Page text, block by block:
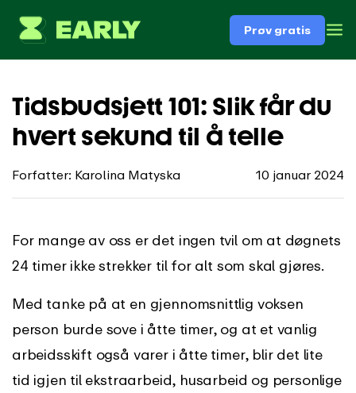
Prøv gratis
Tidsbudsjett 101: Slik får du
hvert sekund til å telle
Forfatter: Karolina Matyska 10 januar 2024
For mange av oss er det ingen tvil om at døgnets
24 timer ikke strekker til for alt som skal gjøres.
Med tanke på at en gjennomsnittlig voksen
person burde sove i åtte timer, og at et vanlig
arbeidsskift også varer i åtte timer, blir det lite
tid igjen til ekstraarbeid, husarbeid og personlige